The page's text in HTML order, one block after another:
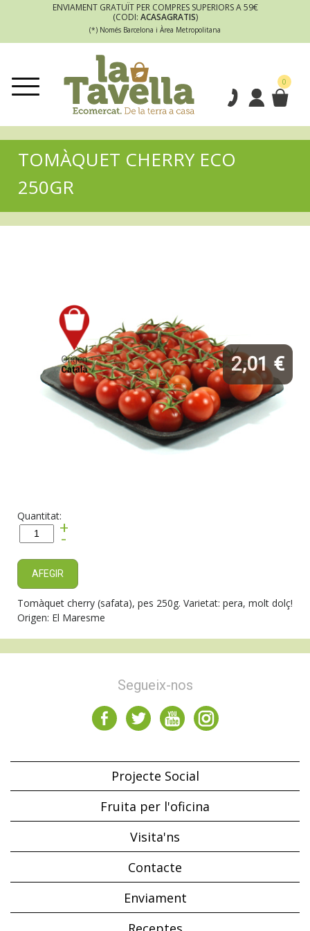
ENVIAMENT GRATUÏT PER COMPRES SUPERIORS A 59€
(CODI: ACASAGRATIS)
(*) Només Barcelona i Àrea Metropolitana
0
TOMÀQUET CHERRY ECO
250GR
2,01 €
Quantitat:
+
-
AFEGIR
Tomàquet cherry (safata), pes 250g. Varietat: pera, molt dolç!
Origen: El Maresme
Segueix-nos
Projecte Social
Fruita per l'oficina
Visita'ns
Contacte
Enviament